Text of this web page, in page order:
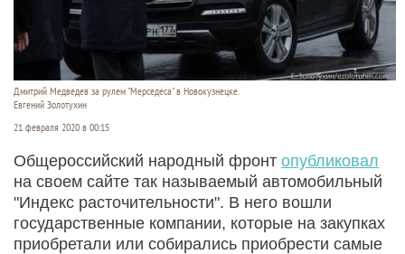
Дмитрий Медведев за рулем "Мерседеса" в Новокузнецке.
Евгений Золотухин
21 февраля 2020 в 00:15
Общероссийский народный фронт опубликовал
на своем сайте так называемый автомобильный
"Индекс расточительности". В него вошли
государственные компании, которые на закупках
приобретали или собирались приобрести самые